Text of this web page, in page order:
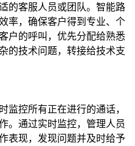
的客服人员或团队。智能路
率，确保客户得到专业、个
户的呼叫，优先分配给熟悉
的技术问题，转接给技术支
监控所有正在进行的通话，
。通过实时监控，管理人员
表现，发现问题并及时给予